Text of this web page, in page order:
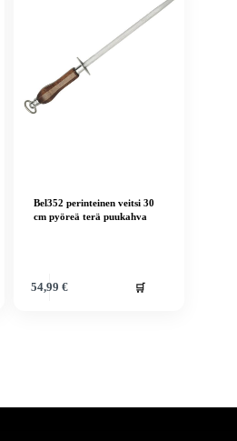
Bel352 perinteinen veitsi 30
cm pyöreä terä puukahva
54,99 € 🛒